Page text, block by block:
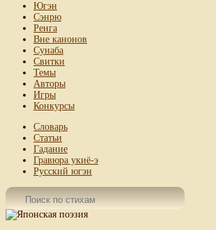
Югэн
Сэнрю
Ренга
Вне канонов
Сунаба
Свитки
Темы
Авторы
Игры
Конкурсы
Словарь
Статьи
Гадание
Гравюра укиё-э
Русский югэн